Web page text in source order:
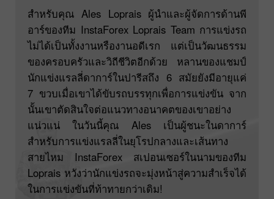
สำหรับคุณ Ales Loprais ผู้นำและผู้จัดการด้านพี
อาร์ของทีม InstaForex Loprais Team การแข่งรถ
ไม่ได้เป็นทั้งงานหรืองานอดีเรก แต่เป็นวัฒนธรรม
ของครอบครัวและวิถีชีวิตอีกด้วย หลานของแชมป์
นักแข่งแรลลี่ดาการ์ในปารีสถึง 6 สมัยยังมีอายุแค่
7 ขวบเมื่อเขาได้ขับรถบรรทุกเพื่อการแข่งขัน จาก
นั้นเขาตัดสินใจต่อแนวทางอนาคตของเขาอย่าง
แน่วแน่ ในวันนี้คุณ Ales เป็นผู้ชนะในดาการ์
สำหรับการแข่งแรลลี่ในยุโรปกลางและเส้นทาง
สายไหม InstaForex สเปอนเซอร์ในนามของทีม
Loprais หวังว่านักแข่งรถจะมุ่งหน้าสู่ความสำเร็จได้
ในการแข่งขันที่ท้าทายกว่าเดิม!